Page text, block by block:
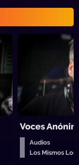
Voces
Audios
Los Mismos